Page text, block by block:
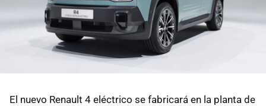
El nuevo Renault 4 eléctrico se fabricará en la planta de